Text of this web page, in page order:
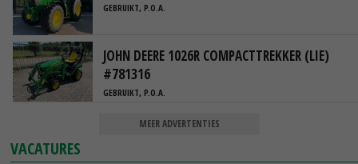
GEBRUIKT, P.O.A.
JOHN DEERE 1026R COMPACTTREKKER (LIE)
#781316
GEBRUIKT, P.O.A.
MEER ADVERTENTIES
VACATURES